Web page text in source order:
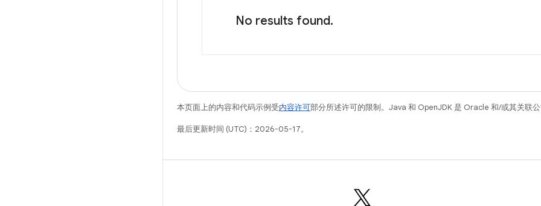
No results found.
本页面上的内容和代码示例受内容许可部分所述许可的限制。Java 和 OpenJDK 是 Oracle 和/或其关联
最后更新时间 (UTC)：2026-05-17。